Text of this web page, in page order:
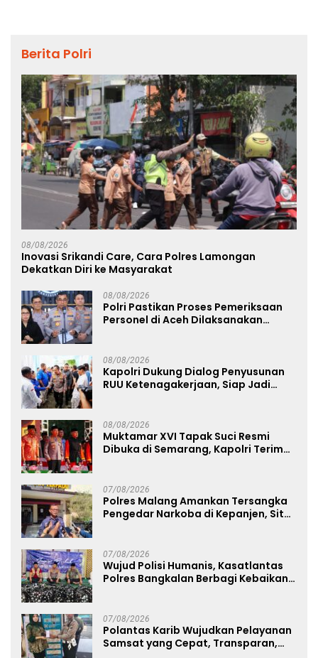
Berita Polri
08/08/2026
Inovasi Srikandi Care, Cara Polres Lamongan
Dekatkan Diri ke Masyarakat
08/08/2026
Polri Pastikan Proses Pemeriksaan
Personel di Aceh Dilaksanakan
08/08/2026
Kapolri Dukung Dialog Penyusunan
RUU Ketenagakerjaan, Siap Jadi
08/08/2026
Muktamar XVI Tapak Suci Resmi
Dibuka di Semarang, Kapolri Terima
07/08/2026
Polres Malang Amankan Tersangka
Pengedar Narkoba di Kepanjen, Sita
07/08/2026
Wujud Polisi Humanis, Kasatlantas
Polres Bangkalan Berbagi Kebaikan
07/08/2026
Polantas Karib Wujudkan Pelayanan
Samsat yang Cepat, Transparan,